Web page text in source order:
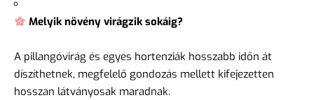
Melyik növény virágzik sokáig?
A pillangóvirág és egyes hortenziák hosszabb időn át
díszíthetnek, megfelelő gondozás mellett kifejezetten
hosszan látványosak maradnak.